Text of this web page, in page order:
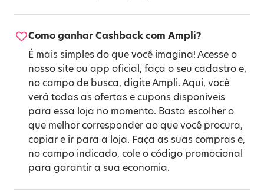
Como ganhar Cashback com Ampli?
É mais simples do que você imagina! Acesse o
nosso site ou app oficial, faça o seu cadastro e,
no campo de busca, digite Ampli. Aqui, você
verá todas as ofertas e cupons disponíveis
para essa loja no momento. Basta escolher o
que melhor corresponder ao que você procura,
copiar e ir para a loja. Faça as suas compras e,
no campo indicado, cole o código promocional
para garantir a sua economia.